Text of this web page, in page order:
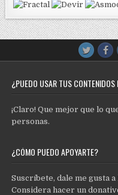
¿PUEDO USAR TUS
¡Claro! Que mejor que lo
personas.
¿CÓMO PUEDO APOYARTE?
Suscríbete, dale me gusta
Considera hacer un